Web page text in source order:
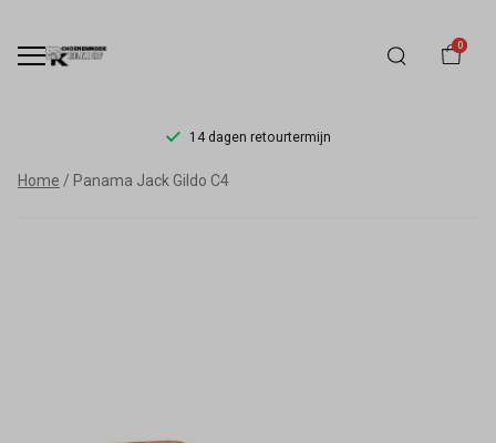
0
14 dagen retourtermijn
Panama
Home Panama Jack Gildo C4